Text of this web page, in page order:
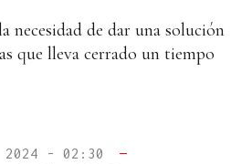
necesidad de dar una solución
que lleva cerrado un tiempo
2024 - 02:30
—